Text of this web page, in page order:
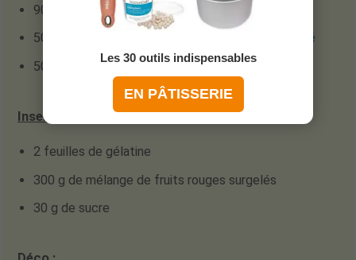
90 g de biscuits type Petit Beurre
50 g de
noix de macadamia concassées Vahiné
50 g de beurre (demi-sel de préférence)
Insert fruits rouges:
2 feuilles de gélatine
300 g de mélange de fruits rouges surgelés
30 g de sucre
Les 30 outils indispensables
EN PÂTISSERIE